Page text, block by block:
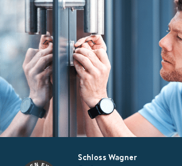
Schloss Wagner